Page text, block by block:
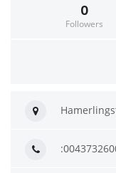
0
Followers